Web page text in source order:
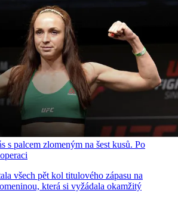
s palcem zlomeným na šest kusů. Po
všech pět kol titulového zápasu na
která si vyžádala okamžitý